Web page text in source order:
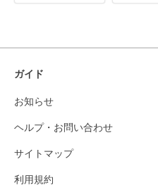
ガイド
お知らせ
ヘルプ・お問い合わせ
サイトマップ
利用規約